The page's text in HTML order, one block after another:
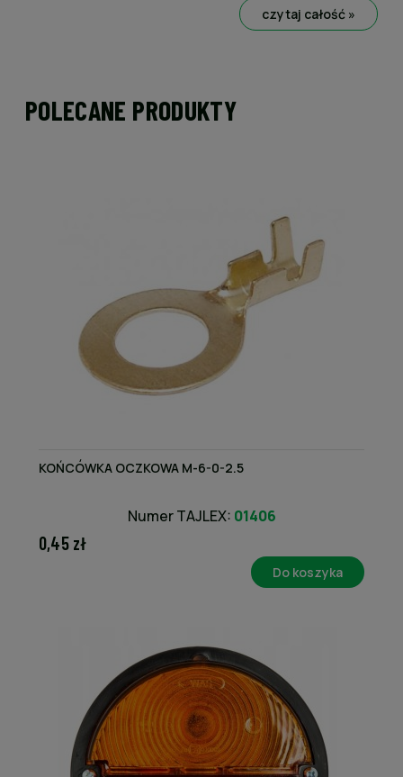
niezawodność maszyny ma bezpośredni wpływ na
czytaj całość »
POLECANE PRODUKTY
KOŃCÓWKA OCZKOWA M-6-0-2.5
Numer TAJLEX: 01406
0,45 zł
Do koszyka